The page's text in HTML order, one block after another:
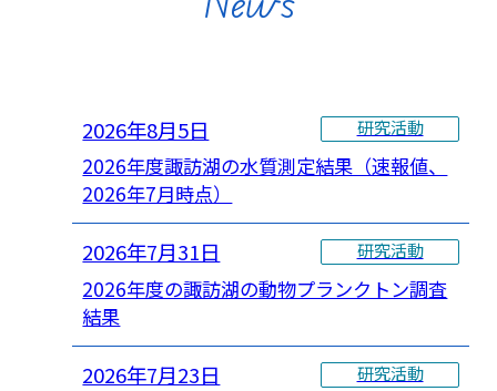
2026年8月5日 研究活動
2026年度諏訪湖の水質測定結果（速報値、
2026年7月時点）
2026年7月31日 研究活動
2026年度の諏訪湖の動物プランクトン調査
結果
2026年7月23日 研究活動